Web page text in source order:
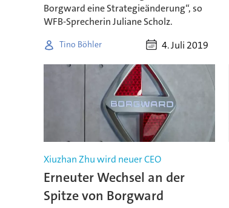
Borgward eine Strategieänderung“, so
WFB-Sprecherin Juliane Scholz.
Tino Böhler 4. Juli 2019
Xiuzhan Zhu wird neuer CEO
Erneuter Wechsel an der
Spitze von Borgward